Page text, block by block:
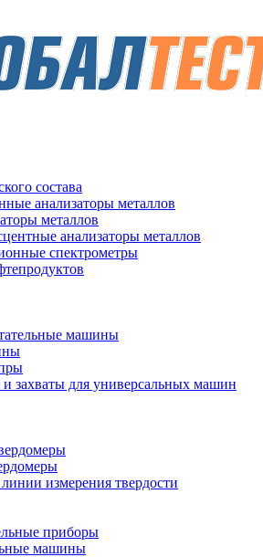
состава
анализаторы металлов
металлов
анализаторы металлов
спектрометры
машины
захваты для универсальных машин
измерения твердости
приборы
машины